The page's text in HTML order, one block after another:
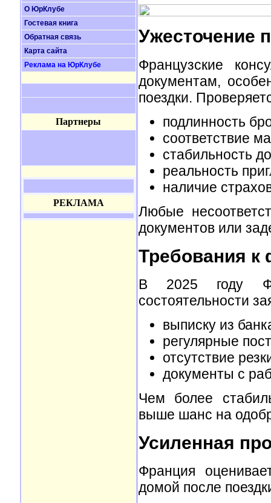
О ЮрКлубе
Гостевая книга
Обратная связь
Карта сайта
Реклама на ЮрКлубе
Партнеры
РЕКЛАМА
Ужесточение
Французские
документам,
поездки.
подлинность
соответствие
стабильность
реальность
наличие
Любые
документов или
Требования
В 2025 году
состоятельности
выписку из
регулярные
отсутствие
документы с
Чем более
выше шанс на
Усиленная
Франция
домой после